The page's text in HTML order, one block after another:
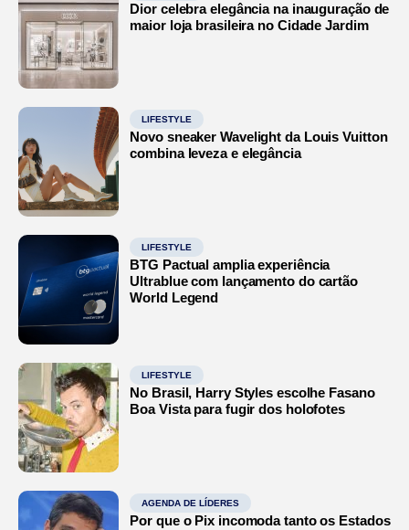
Dior celebra elegância na inauguração de
maior loja brasileira no Cidade Jardim
LIFESTYLE
Novo sneaker Wavelight da Louis Vuitton
combina leveza e elegância
LIFESTYLE
BTG Pactual amplia experiência
Ultrablue com lançamento do cartão
World Legend
LIFESTYLE
No Brasil, Harry Styles escolhe Fasano
Boa Vista para fugir dos holofotes
AGENDA DE LÍDERES
Por que o Pix incomoda tanto os Estados